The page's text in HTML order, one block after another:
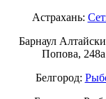
Астрахань:
Барнаул
Попова,
Белгород: